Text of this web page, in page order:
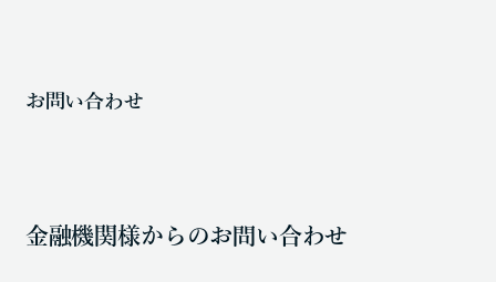
トラックレコード
LOCATION
お問い合わせ
金融機関様からのお問い合わせ